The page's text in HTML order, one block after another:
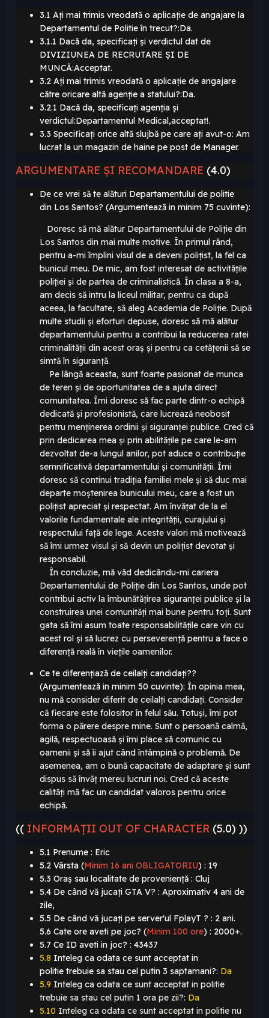
3.1 Ați mai trimis vreodată o aplicație de angajare la
Departamentul de Politie în trecut?:Da.
3.1.1 Dacă da, specificați și verdictul dat de
DIVIZIUNEA DE RECRUTARE ȘI DE
MUNCĂ:Acceptat.
3.2 Ați mai trimis vreodată o aplicație de angajare
către oricare altă agenție a statului?:Da.
3.2.1 Dacă da, specificați agenția și
verdictul:Departamentul Medical,acceptat!.
3.3 Specificați orice altă slujbă pe care ați avut-o: Am
lucrat la un magazin de haine pe post de Manager.
ARGUMENTARE ȘI RECOMANDARE (4.0)
De ce vrei să te alături Departamentului de politie
din Los Santos? (Argumentează in minim 75 cuvinte):
Doresc să mă alătur Departamentului de Poliție din
Los Santos din mai multe motive. În primul rând,
pentru a-mi împlini visul de a deveni polițist, la fel ca
bunicul meu. De mic, am fost interesat de activitățile
poliției și de partea de criminalistică. În clasa a 8-a,
am decis să intru la liceul militar, pentru ca după
aceea, la facultate, să aleg Academia de Poliție. După
multe studii și eforturi depuse, doresc să mă alătur
departamentului pentru a contribui la reducerea ratei
criminalității din acest oraș și pentru ca cetățenii să se
simtă în siguranță.
Pe lângă aceasta, sunt foarte pasionat de munca
de teren și de oportunitatea de a ajuta direct
comunitatea. Îmi doresc să fac parte dintr-o echipă
dedicată și profesionistă, care lucrează neobosit
pentru menținerea ordinii și siguranței publice. Cred că
prin dedicarea mea și prin abilitățile pe care le-am
dezvoltat de-a lungul anilor, pot aduce o contribuție
semnificativă departamentului și comunității. Îmi
doresc să continui tradiția familiei mele și să duc mai
departe moștenirea bunicului meu, care a fost un
polițist apreciat și respectat. Am învățat de la el
valorile fundamentale ale integrității, curajului și
respectului față de lege. Aceste valori mă motivează
să îmi urmez visul și să devin un polițist devotat și
responsabil.
În concluzie, mă văd dedicându-mi cariera
Departamentului de Poliție din Los Santos, unde pot
contribui activ la îmbunătățirea siguranței publice și la
construirea unei comunități mai bune pentru toți. Sunt
gata să îmi asum toate responsabilitățile care vin cu
acest rol și să lucrez cu perseverență pentru a face o
diferență reală în viețile oamenilor.
Ce te diferențiază de ceilalți candidați??
(Argumentează in minim 50 cuvinte): În opinia mea,
nu mă consider diferit de ceilalți candidați. Consider
că fiecare este folositor în felul său. Totuși, îmi pot
forma o părere despre mine. Sunt o persoană calmă,
agilă, respectuoasă și îmi place să comunic cu
oamenii și să îi ajut când întâmpină o problemă. De
asemenea, am o bună capacitate de adaptare și sunt
dispus să învăț mereu lucruri noi. Cred că aceste
calități mă fac un candidat valoros pentru orice
echipă.
(( INFORMAȚII OUT OF CHARACTER (5.0) ))
5.1 Prenume : Eric
5.2 Vârsta (Minim 16 ani OBLIGATORIU) : 19
5.3 Oraș sau localitate de proveniență : Cluj
5.4 De când vă jucați GTA V? : Aproximativ 4 ani de
zile,
5.5 De când vă jucați pe server'ul FplayT ? : 2 ani.
5.6 Cate ore aveti pe joc? (Minim 100 ore) : 2000+.
5.7 Ce ID aveti in joc? : 43437
5.8 Inteleg ca odata ce sunt acceptat in
politie trebuie sa stau cel putin 3 saptamani?: Da
5.9 Inteleg ca odata ce sunt acceptat in politie
trebuie sa stau cel putin 1 ora pe zii?: Da
5.10 Inteleg ca odata ce sunt acceptat in politie nu